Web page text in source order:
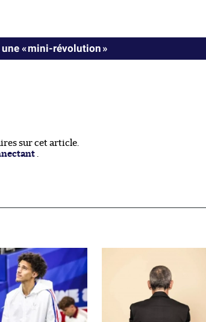
« mini-révolution »
sur cet article.
.